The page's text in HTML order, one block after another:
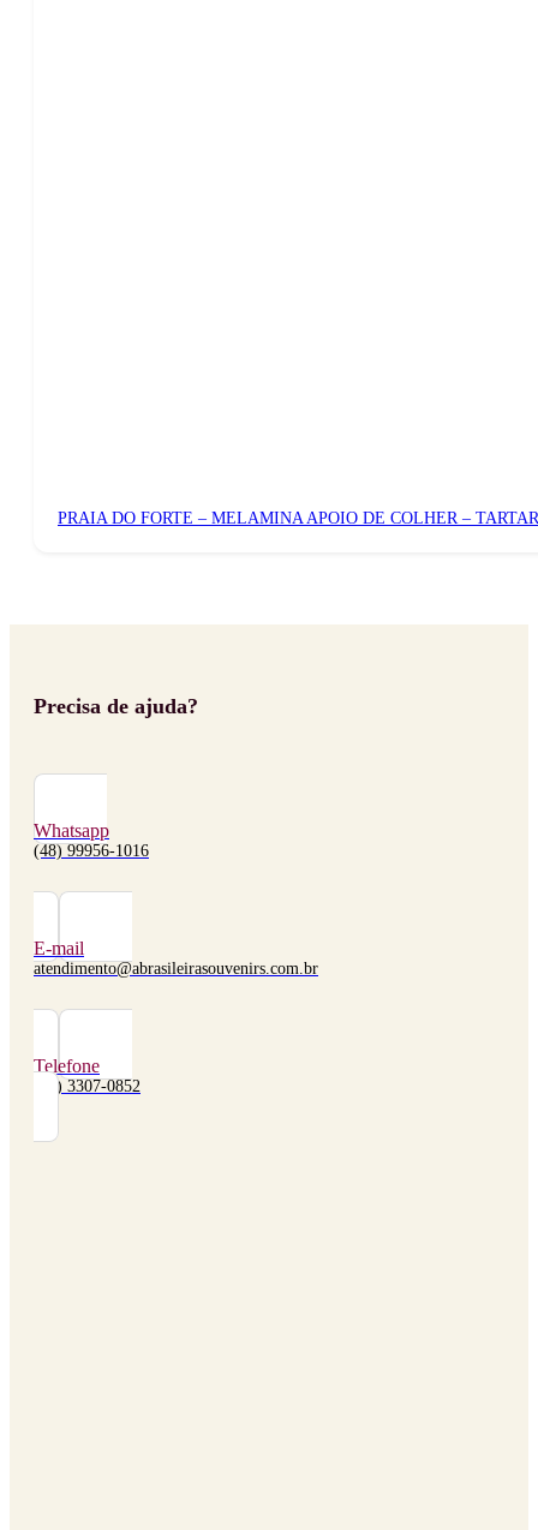
PRAIA DO FORTE – MELAMINA APOIO DE COLHER –
Precisa de ajuda?
Whatsapp
(48) 99956-1016
E-mail
atendimento@abrasileirasouvenirs.com.br
Telefone
(48) 3307-0852